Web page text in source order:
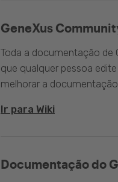
GeneXus
Toda a documentação de
que qualquer pessoa
melhorar a documentação
Ir para Wiki
Documentação do